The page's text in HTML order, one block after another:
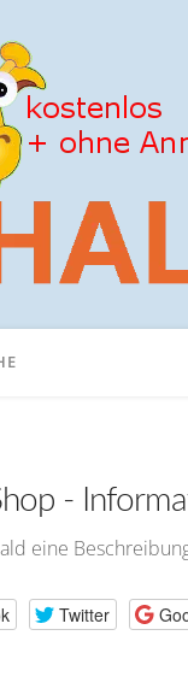
-
eine
Twitter